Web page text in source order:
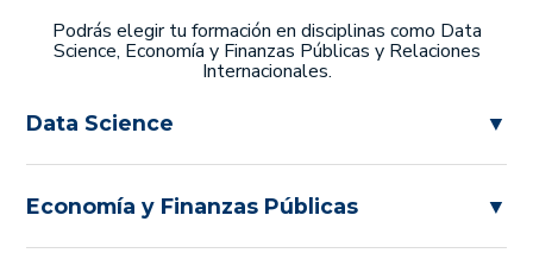
Podrás elegir tu formación en disciplinas como Data
Science, Economía y Finanzas Públicas y Relaciones
Internacionales.
Data Science ▼
Economía y Finanzas Públicas ▼